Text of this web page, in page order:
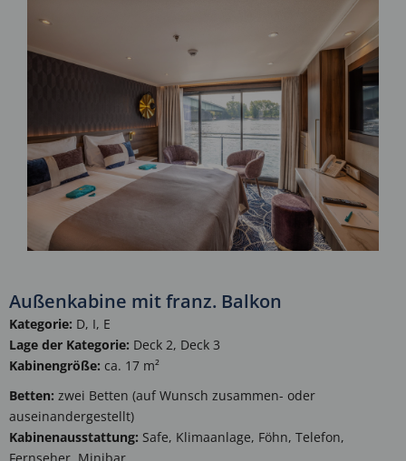
Außenkabine mit franz. Balkon
Kategorie: D, I, E
Lage der Kategorie: Deck 2, Deck 3
Kabinengröße: ca. 17 m²
Betten: zwei Betten (auf Wunsch zusammen- oder
auseinandergestellt)
Kabinenausstattung: Safe, Klimaanlage, Föhn, Telefon,